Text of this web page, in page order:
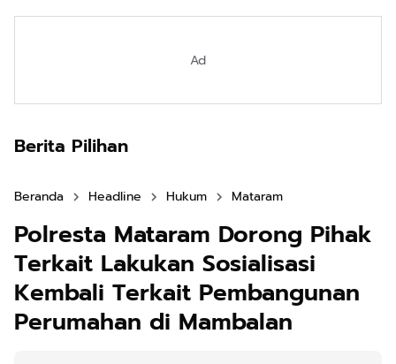
Ad
Berita Pilihan
Beranda Headline Hukum Mataram
Polresta Mataram Dorong Pihak
Terkait Lakukan Sosialisasi
Kembali Terkait Pembangunan
Perumahan di Mambalan